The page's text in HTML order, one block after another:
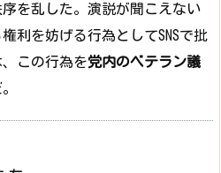
を乱した。演説が聞こえない
利を妨げる行為としてSNSで批
この行為を党内のベテラン議